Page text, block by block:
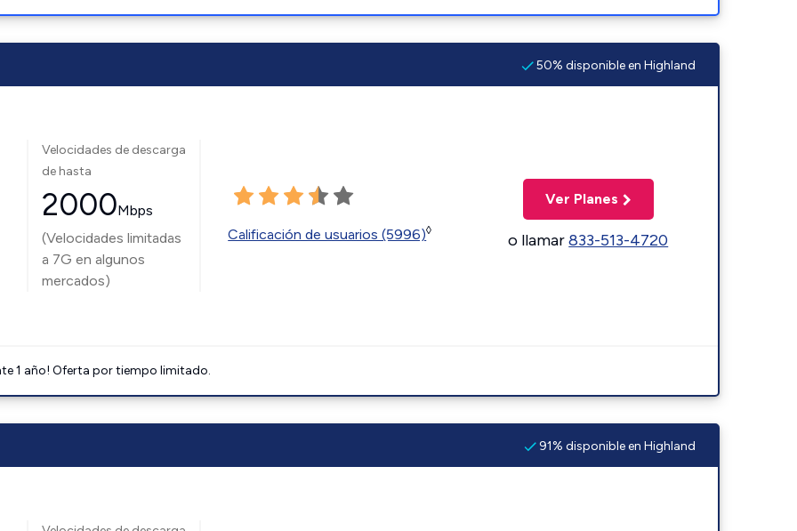
50% disponible en Highland
Velocidades de descarga
de hasta
2000Mbps
(Velocidades limitadas
a 7G en algunos
mercados)
Calificación de usuarios (5996)◊
Ver Planes
o llamar833-513-4720
1 año! Oferta por tiempo limitado.
91% disponible en Highland